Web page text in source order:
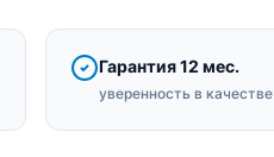
Гарантия 12 мес.
уверенность в качестве